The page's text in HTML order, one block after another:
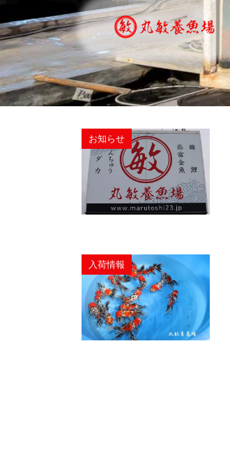
お知らせ
入荷情報